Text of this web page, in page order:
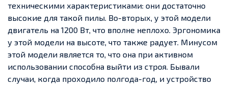
техническими характеристиками: они достаточно
высокие для такой пилы. Во-вторых, у этой модели
двигатель на 1200 Вт, что вполне неплохо. Эргономика
у этой модели на высоте, что также радует. Минусом
этой модели является то, что она при активном
использовании способна выйти из строя. Бывали
случаи, когда проходило полгода-год, и устройство